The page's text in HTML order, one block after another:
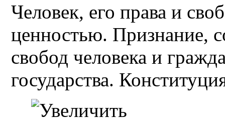
Человек, его права и
ценностью. Признание,
свобод человека и
государства.